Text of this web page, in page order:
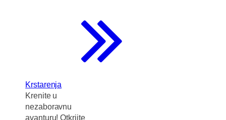
Krstarenja
Krenite u
nezaboravnu
avanturu! Otkrijte